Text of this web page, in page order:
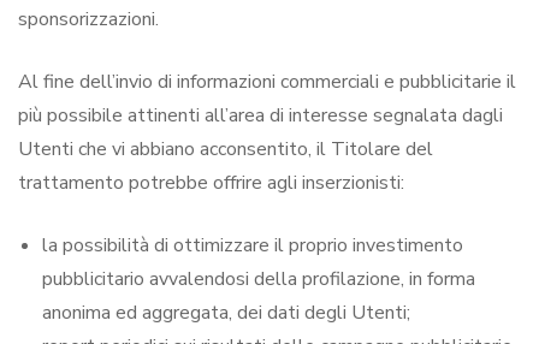
sponsorizzazioni.
Al fine dell’invio di informazioni commerciali e pubblicitarie il
più possibile attinenti all’area di interesse segnalata dagli
Utenti che vi abbiano acconsentito, il Titolare del
trattamento potrebbe offrire agli inserzionisti:
la possibilità di ottimizzare il proprio investimento
pubblicitario avvalendosi della profilazione, in forma
anonima ed aggregata, dei dati degli Utenti;